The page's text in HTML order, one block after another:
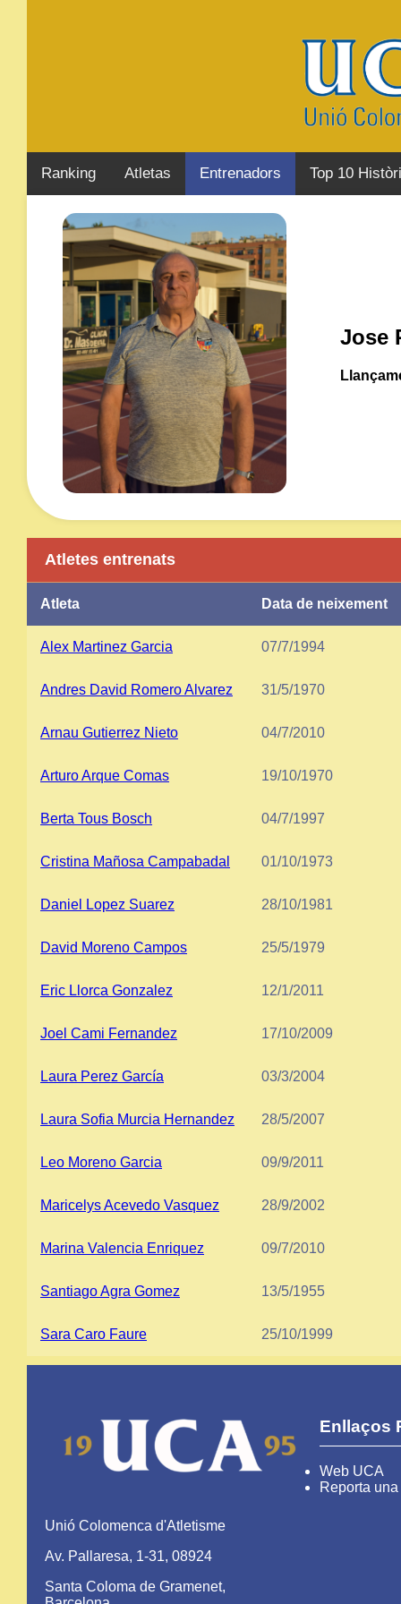
Ranking Atletas Entrenadors Top 10
Jose
Atletes entrenats
Atleta Data de neixement
Alex Martinez Garcia 07/7/1994
Andres David Romero Alvarez 31/5/1970
Arnau Gutierrez Nieto 04/7/2010
Arturo Arque Comas 19/10/1970
Berta Tous Bosch 04/7/1997
Cristina Mañosa Campabadal 01/10/1973
Daniel Lopez Suarez 28/10/1981
David Moreno Campos 25/5/1979
Eric Llorca Gonzalez 12/1/2011
Joel Cami Fernandez 17/10/2009
Laura Perez García 03/3/2004
Laura Sofia Murcia Hernandez 28/5/2007
Leo Moreno Garcia 09/9/2011
Maricelys Acevedo Vasquez 28/9/2002
Marina Valencia Enriquez 09/7/2010
Santiago Agra Gomez 13/5/1955
Sara Caro Faure 25/10/1999
Unió Colomenca d'Atletisme
Av. Pallaresa, 1-31, 08924
Santa Coloma de Gramenet,
Enllaços
Web UCA
Reporta